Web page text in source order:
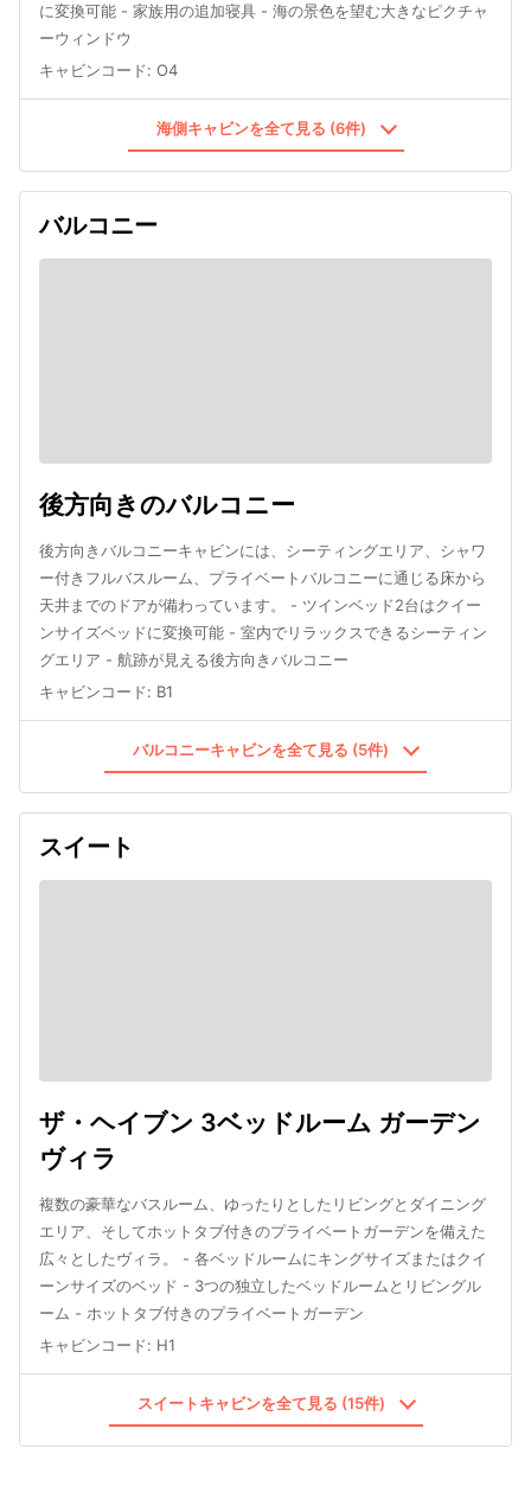
に変換可能 - 家族用の追加寝具 - 海の景色を望む大きなピクチャ
ーウィンドウ
キャビンコード: O4
海側キャビンを全て見る (6件)
バルコニー
後方向きのバルコニー
後方向きバルコニーキャビンには、シーティングエリア、シャワ
ー付きフルバスルーム、プライベートバルコニーに通じる床から
天井までのドアが備わっています。 - ツインベッド2台はクイー
ンサイズベッドに変換可能 - 室内でリラックスできるシーティン
グエリア - 航跡が見える後方向きバルコニー
キャビンコード: B1
バルコニーキャビンを全て見る (5件)
スイート
ザ・ヘイブン 3ベッドルーム ガーデン
ヴィラ
複数の豪華なバスルーム、ゆったりとしたリビングとダイニング
エリア、そしてホットタブ付きのプライベートガーデンを備えた
広々としたヴィラ。 - 各ベッドルームにキングサイズまたはクイ
ーンサイズのベッド - 3つの独立したベッドルームとリビングル
ーム - ホットタブ付きのプライベートガーデン
キャビンコード: H1
スイートキャビンを全て見る (15件)